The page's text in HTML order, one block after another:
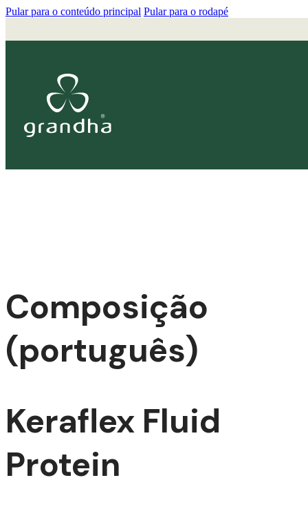
Pular para o conteúdo principal Pular para o rodapé
Composição
(português)
Keraflex Fluid
Protein